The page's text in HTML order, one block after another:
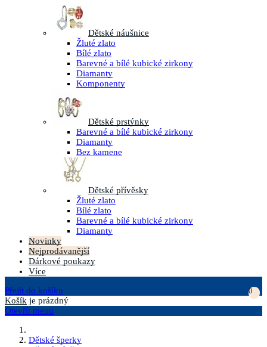
Dětské náušnice
Žluté zlato
Bílé zlato
Barevné a bílé kubické zirkony
Diamanty
Komponenty
Dětské prstýnky
Barevné a bílé kubické zirkony
Diamanty
Bez kamene
Dětské přívěsky
Žluté zlato
Bílé zlato
Barevné a bílé kubické zirkony
Diamanty
Novinky
Nejprodávanější
Dárkové poukazy
Více
Přejít do košíku
0
Košík je prázdný
Otevřít menu
Dětské šperky